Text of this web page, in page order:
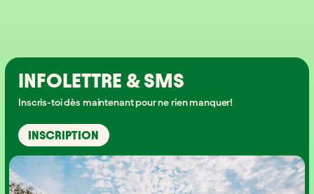
INFOLETTRE & SMS
Inscris-toi dès maintenant pour ne rien manquer!
INSCRIPTION